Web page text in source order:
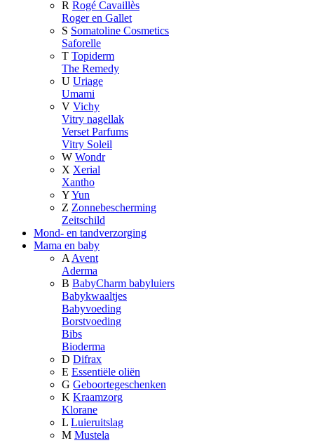
R Rogé Cavaillès
Roger en Gallet
S Somatoline Cosmetics
Saforelle
T Topiderm
The Remedy
U Uriage
Umami
V Vichy
Vitry nagellak
Verset Parfums
Vitry Soleil
W Wondr
X Xerial
Xantho
YYun
Z Zonnebescherming
Zeitschild
Mond- en tandverzorging
Mama en baby
A Avent
Aderma
B BabyCharm babyluiers
Babykwaaltjes
Babyvoeding
Borstvoeding
Bibs
Bioderma
D Difrax
E Essentiële oliën
G Geboortegeschenken
K Kraamzorg
Klorane
L Luieruitslag
M Mustela